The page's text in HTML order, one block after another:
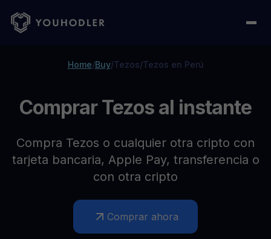
Home/Buy/Tezos/Tezos en Perú
Comprar Tezos al instante
Compra Tezos o cualquier otra cripto con
tarjeta bancaria, Apple Pay, transferencia o
con otra cripto
Comprar ahora